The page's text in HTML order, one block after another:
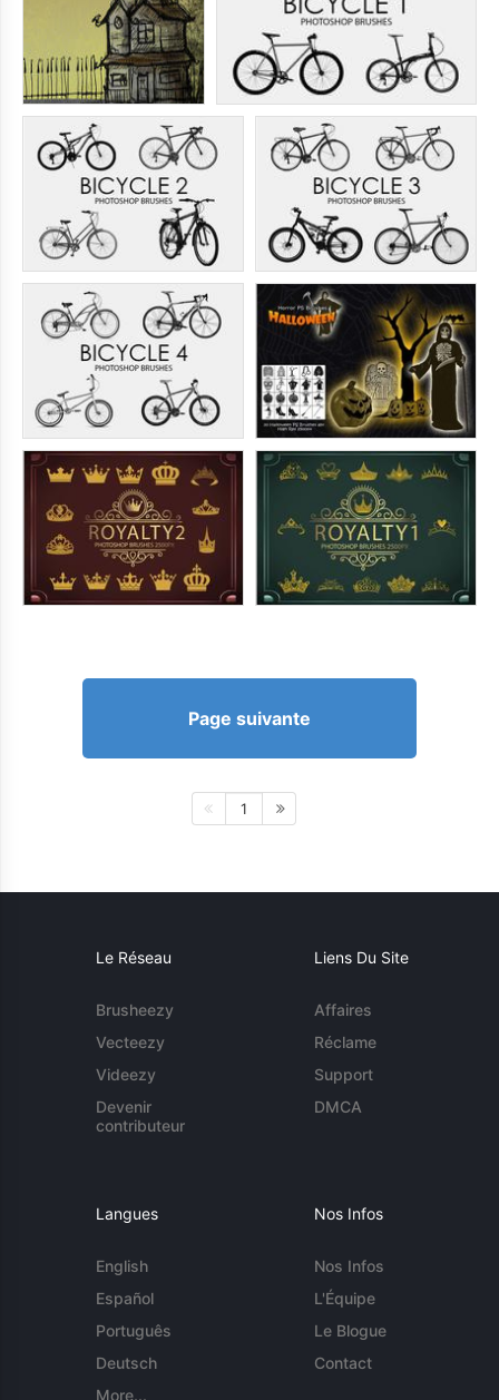
Page suivante
1
Le Réseau
Brusheezy
Vecteezy
Videezy
Devenir
contributeur
Liens Du Site
Affaires
Réclame
Support
DMCA
Langues
English
Español
Português
Deutsch
More...
Nos Infos
Nos Infos
L'Équipe
Le Blogue
Contact